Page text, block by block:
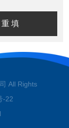
All Rights
-22